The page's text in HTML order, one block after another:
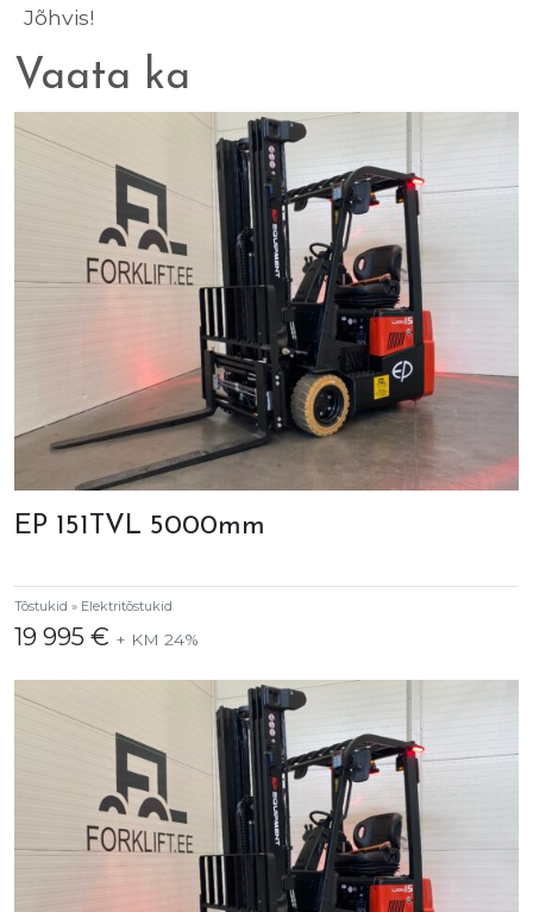
Jõhvis!
Vaata ka
EP 151TVL 5000mm
Tõstukid » Elektritõstukid
19 995 € + KM 24%